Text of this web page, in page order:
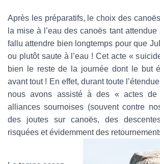
Après les préparatifs, le choix des
la mise à l’eau des canoës tant attendue
fallu attendre bien longtemps pour que
ou plutôt saute à l’eau ! Cet acte «
bien le reste de la journée dont le but
avant tout ! En effet, durant toute
nous avons assisté à des « actes de
alliances sournoises (souvent contre
des joutes sur canoës, des
risquées et évidemment des